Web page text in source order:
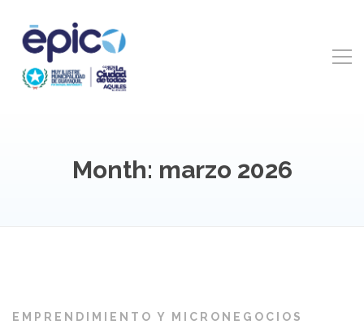
Month: marzo 2026
EMPRENDIMIENTO Y MICRONEGOCIOS